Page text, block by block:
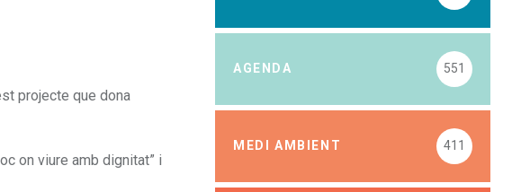
projecte que dona
on viure amb dignitat” i
AGENDA 551
MEDI AMBIENT 411